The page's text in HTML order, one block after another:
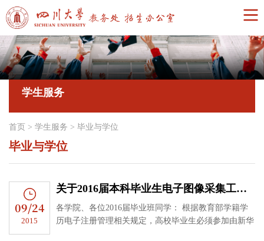
学生服务
首页 > 学生服务 > 毕业与学位
毕业与学位
09/24
2015
关于2016届本科毕业生电子图像采集工作的通知
各学院、各位2016届毕业班同学： 根据教育部学籍学
历电子注册管理相关规定，高校毕业生必须参加由新华